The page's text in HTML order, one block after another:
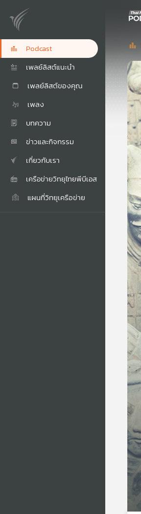
Podcast
เพลย์ลิสต์แนะนำ
เพลย์ลิสต์ของคุณ
เพลง
บทความ
ข่าวและกิจกรรม
เกี่ยวกับเรา
เครือข่ายวิทยุไทยพีบีเอส
แผนที่วิทยุเครือข่าย